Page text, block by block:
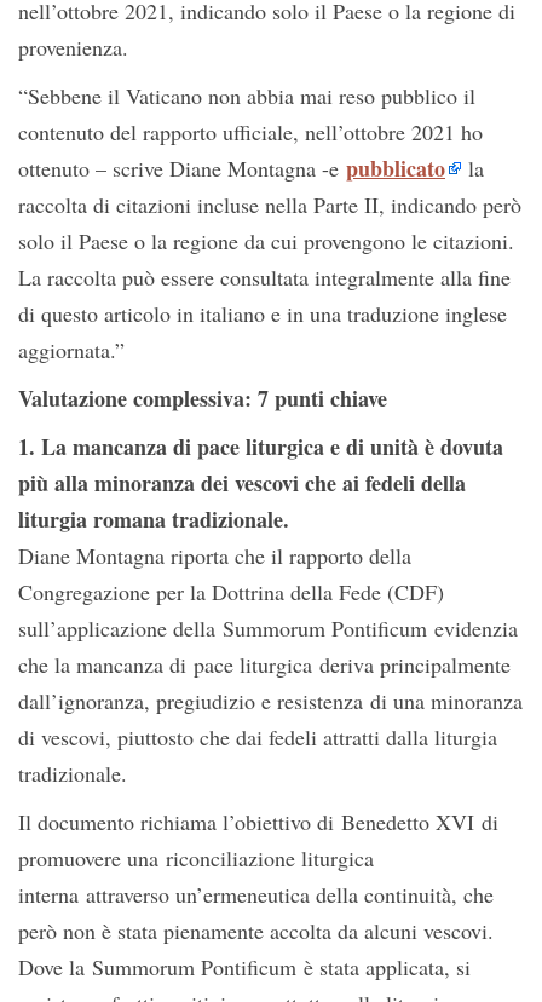
nell’ottobre 2021, indicando solo il Paese o la regione di
provenienza.
“Sebbene il Vaticano non abbia mai reso pubblico il
contenuto del rapporto ufficiale, nell’ottobre 2021 ho
ottenuto – scrive Diane Montagna -e pubblicato
la
raccolta di citazioni incluse nella Parte II, indicando però
solo il Paese o la regione da cui provengono le citazioni.
La raccolta può essere consultata integralmente alla fine
di questo articolo in italiano e in una traduzione inglese
aggiornata.”
Valutazione complessiva: 7 punti chiave
1. La mancanza di pace liturgica e di unità è dovuta
più alla minoranza dei vescovi che ai fedeli della
liturgia romana tradizionale.
Diane Montagna riporta che il rapporto della
Congregazione per la Dottrina della Fede (CDF)
sull’applicazione della Summorum Pontificum evidenzia
che la mancanza di pace liturgica deriva principalmente
dall’ignoranza, pregiudizio e resistenza di una minoranza
di vescovi, piuttosto che dai fedeli attratti dalla liturgia
tradizionale.
Il documento richiama l’obiettivo di Benedetto XVI di
promuovere una riconciliazione liturgica
interna attraverso un’ermeneutica della continuità, che
però non è stata pienamente accolta da alcuni vescovi.
Dove la Summorum Pontificum è stata applicata, si